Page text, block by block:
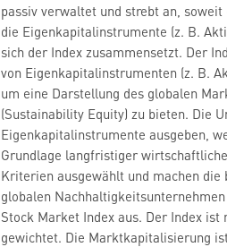
passiv verwaltet und strebt an,
die Eigenkapitalinstrumente (z. B.
sich der Index zusammensetzt. Der
von Eigenkapitalinstrumenten (z. B.
um eine Darstellung des globalen
(Sustainability Equity) zu bieten. Die
Eigenkapitalinstrumente ausgeben,
Grundlage langfristiger
Kriterien ausgewählt und machen die
globalen
Stock Market Index aus. Der Index
gewichtet. Die Marktkapitalisierung